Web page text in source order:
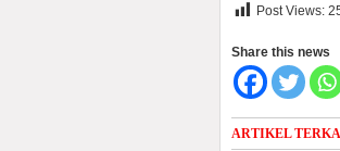
Post Views:
Share this news
ARTIKEL